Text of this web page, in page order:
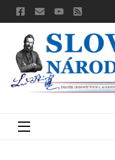
Skip
to
content
Menu